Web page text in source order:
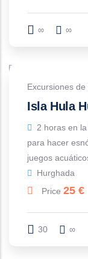
∞ ∞
Excursiones
Isla Hula
2 horas en
para hacer
juegos
Hurghada
Price 25 €
30 ∞